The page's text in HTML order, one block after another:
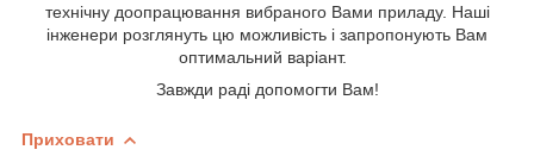
технічну доопрацювання вибраного Вами приладу. Наші
інженери розглянуть цю можливість і запропонують Вам
оптимальний варіант.
Завжди раді допомогти Вам!
Приховати